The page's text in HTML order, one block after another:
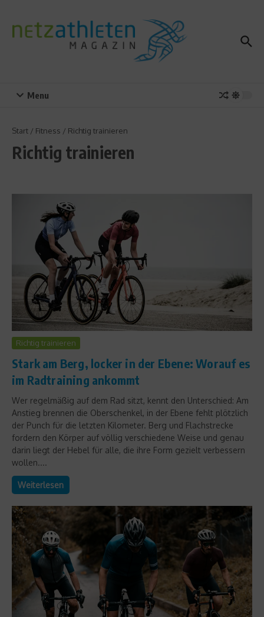
Menu
Start / Fitness / Richtig trainieren
Richtig trainieren
Richtig trainieren
Stark am Berg, locker in der Ebene: Worauf es
im Radtraining ankommt
Wer regelmäßig auf dem Rad sitzt, kennt den Unterschied: Am
Anstieg brennen die Oberschenkel, in der Ebene fehlt plötzlich
der Punch für die letzten Kilometer. Berg und Flachstrecke
fordern den Körper auf völlig verschiedene Weise und genau
darin liegt der Hebel für alle, die ihre Form gezielt verbessern
wollen....
Weiterlesen